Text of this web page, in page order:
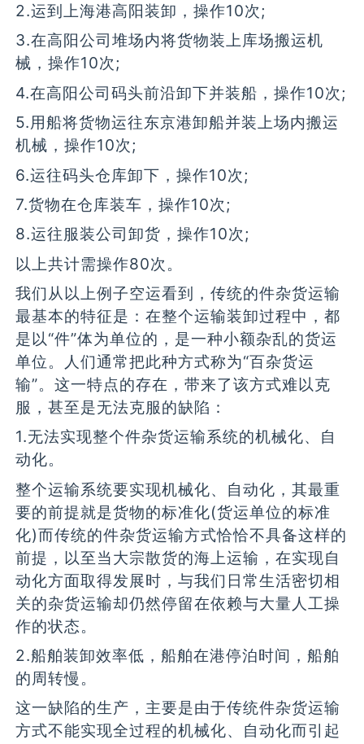
2.运到上海港高阳装卸，操作10次;
3.在高阳公司堆场内将货物装上库场搬运机
械，操作10次;
4.在高阳公司码头前沿卸下并装船，操作10次;
5.用船将货物运往东京港卸船并装上场内搬运
机械，操作10次;
6.运往码头仓库卸下，操作10次;
7.货物在仓库装车，操作10次;
8.运往服装公司卸货，操作10次;
以上共计需操作80次。
我们从以上例子空运看到，传统的件杂货运输
最基本的特征是：在整个运输装卸过程中，都
是以“件”体为单位的，是一种小额杂乱的货运
单位。人们通常把此种方式称为“百杂货运
输”。这一特点的存在，带来了该方式难以克
服，甚至是无法克服的缺陷：
1.无法实现整个件杂货运输系统的机械化、自
动化。
整个运输系统要实现机械化、自动化，其最重
要的前提就是货物的标准化(货运单位的标准
化)而传统的件杂货运输方式恰恰不具备这样的
前提，以至当大宗散货的海上运输，在实现自
动化方面取得发展时，与我们日常生活密切相
关的杂货运输却仍然停留在依赖与大量人工操
作的状态。
2.船舶装卸效率低，船舶在港停泊时间，船舶
的周转慢。
这一缺陷的生产，主要是由于传统件杂货运输
方式不能实现全过程的机械化、自动化而引起